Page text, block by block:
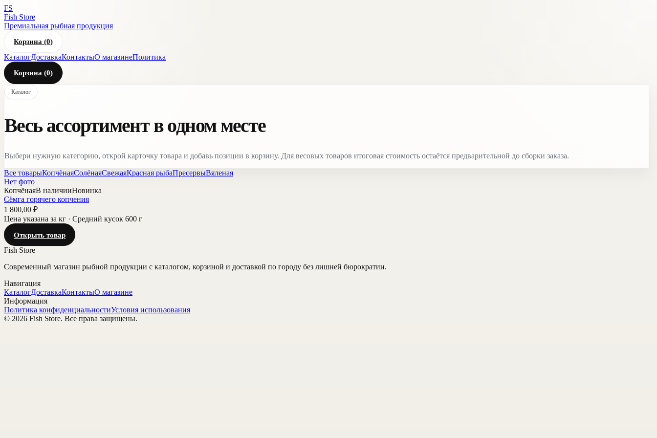
FS
Fish Store
Премиальная рыбная продукция
Корзина (0)
КаталогДоставкаКонтактыО магазинеПолитика
Корзина (0)
Каталог
Весь ассортимент в одном месте
Выбери нужную категорию, открой карточку товара и добавь позиции в корзину. Для весовых товаров итоговая стоимость остаётся предварительной до сборки заказа.
Все товарыКопчёнаяСолёнаяСвежаяКрасная рыбаПресервыВяленая
Нет фото
КопчёнаяВ наличииНовинка
Сёмга горячего копчения
1 800,00 ₽
Цена указана за кг · Средний кусок 600 г
Открыть товар
Fish Store
Современный магазин рыбной продукции с каталогом, корзиной и доставкой по городу без лишней бюрократии.
Навигация
КаталогДоставкаКонтактыО магазине
Информация
Политика конфиденциальностиУсловия использования
© 2026 Fish Store. Все права защищены.